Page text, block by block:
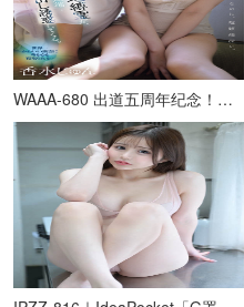
WAAA-680 出道五周年纪念！香水じゅん（香水纯）走上街头寻找安慰，新作引发关注